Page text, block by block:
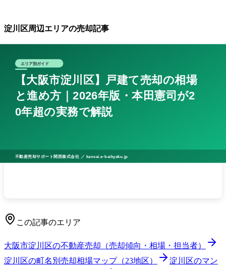
淀川区周辺エリアの売却記事
区 戸建て売却/大阪市東淀川区 戸建て売却
戸建て売却
淀川区での戸建て売却を、まずはご相談ください
建築不可・古家付き土地・境界未確定など、難物件
の取扱経験も豊富です。
この記事のエリア
大阪市淀川区の不動産売却（売却傾向・相場・担当者）
淀川区の町名別売却相場マップ（23地区） 淀川区のマン